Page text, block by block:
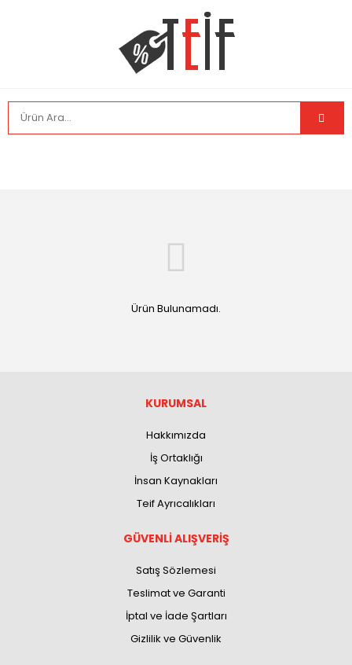
Ürün Bulunamadı.
KURUMSAL
Hakkımızda
İş Ortaklığı
İnsan Kaynakları
Teif Ayrıcalıkları
GÜVENLİ ALIŞVERİŞ
Satış Sözlemesi
Teslimat ve Garanti
İptal ve İade Şartları
Gizlilik ve Güvenlik